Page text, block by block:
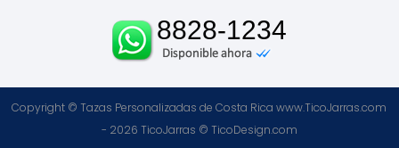
8828-1234
Copyright © Tazas Personalizadas de Costa Rica www.TicoJarras.com
- 2026 TicoJarras © TicoDesign.com